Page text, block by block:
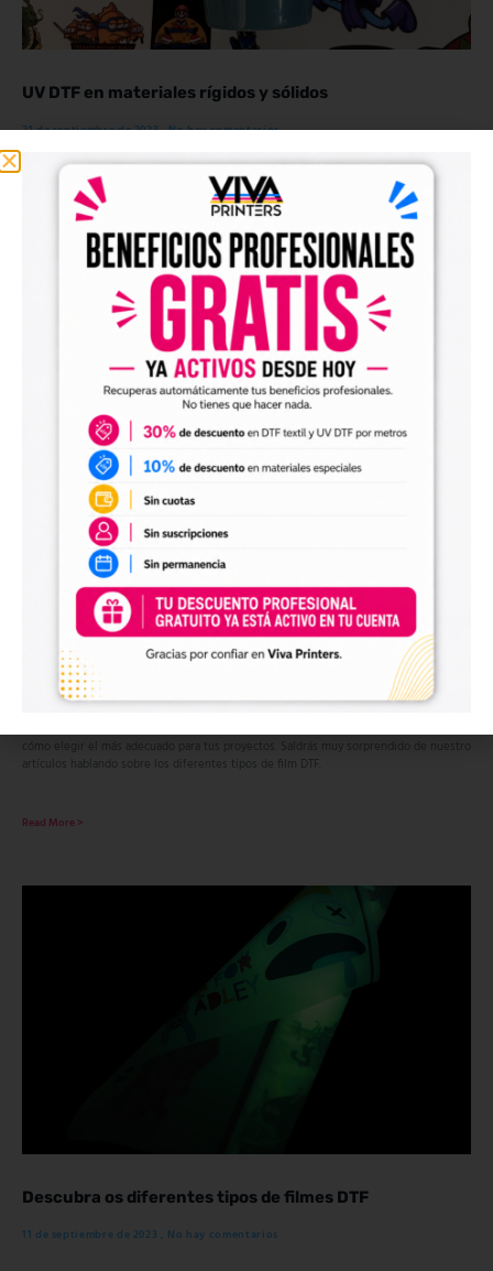
UV DTF en materiales rígidos y sólidos
21 de septiembre de 2023 No hay comentarios
El UV DTF es una técnica de impresión digital que permite aplicar tintas ultravioleta
directamente sobre materiales rígidos y sólidos. A diferencia de la impresión en
papel o tela, el UV DTF elimina la necesidad de sustratos flexible.
Descubre los diferentes tipos de film DTF
11 de septiembre de 2023
cómo elegir el más adecuado para tus proyectos. Saldrás muy sorprendido de nuestro
artículos hablando sobre los diferentes tipos de film DTF.
Read More >
Descubra os diferentes tipos de filmes DTF
11 de septiembre de 2023 No hay comentarios